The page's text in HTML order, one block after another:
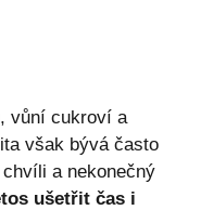
vůní cukroví a
však bývá často
a nekonečný
ušetřit čas i